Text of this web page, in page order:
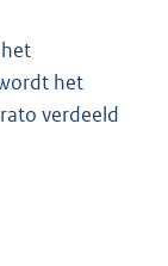
het
verdeeld